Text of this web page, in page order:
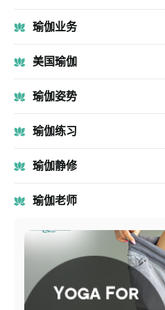
瑜伽业务
美国瑜伽
瑜伽姿势
瑜伽练习
瑜伽静修
瑜伽老师